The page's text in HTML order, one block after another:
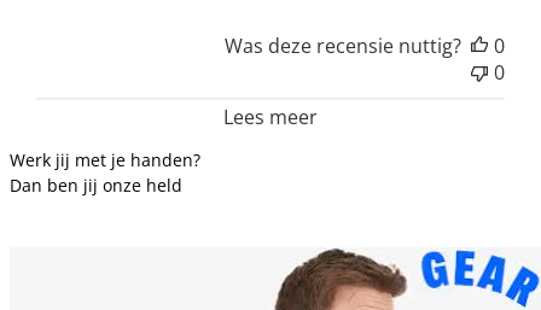
Was deze recensie nuttig?
0
0
Lees meer
Werk jij met je handen?
Dan ben jij onze held